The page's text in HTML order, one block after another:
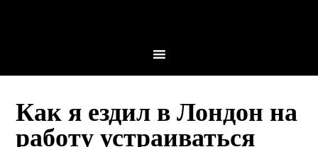
Как я ездил в Лондон на
работу устраиваться